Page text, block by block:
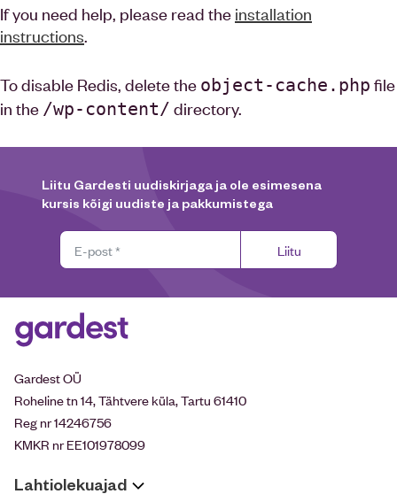
If you need help, please read the installation
instructions.
To disable Redis, delete the object-cache.php file
in the /wp-content/ directory.
Liitu Gardesti uudiskirjaga ja ole esimesena
kursis kõigi uudiste ja pakkumistega
Liitu
Gardest OÜ
Roheline tn 14, Tähtvere küla, Tartu 61410
Reg nr 14246756
KMKR nr EE101978099
Lahtiolekuajad